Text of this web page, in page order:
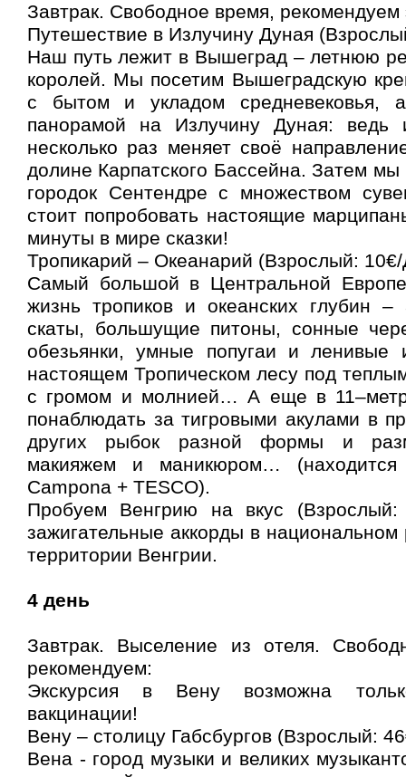
Завтрак. Свободное время, рекомендуем
Путешествие в Излучину Дуная
Наш путь лежит в Вышеград – летнюю
королей. Мы посетим Вышеградскую
с бытом и укладом средневековья,
панорамой на Излучину Дуная: ведь
несколько раз меняет своё
долине Карпатского Бассейна. Затем
городок Сентендре с множеством
стоит попробовать настоящие
минуты в мире сказки!
Тропикарий – Океанарий (Взрослый:
Самый большой в Центральной
жизнь тропиков и океанских глубин –
скаты, большущие питоны, сонные
обезьянки, умные попугаи и
настоящем Тропическом лесу под
с громом и молнией… А еще в
понаблюдать за тигровыми акулами в
других рыбок разной формы и
макияжем и маникюром…
Campona + TESCO).
Пробуем Венгрию на вкус
зажигательные аккорды в
территории Венгрии.
4 день
Завтрак. Выселение из отеля.
рекомендуем:
Экскурсия в Вену возможна
вакцинации!
Вену – столицу Габсбургов (Взрослый:
Вена - город музыки и великих